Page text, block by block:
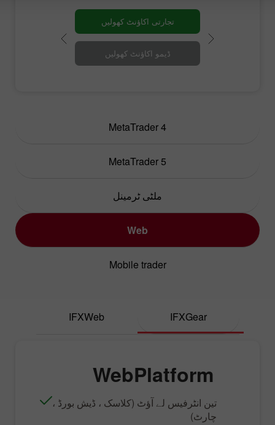
تجارتی اکاؤنٹ کھولیں
ڈیمو اکاؤنٹ کھولیں
MetaTrader 4
MetaTrader 5
ملٹی ٹرمینل
Web
Mobile trader
IFXGear
IFXWeb
WebPlatform
تین انٹرفیس لے آؤٹ (کلاسک ، ڈیش بورڈ ،
چارٹ)